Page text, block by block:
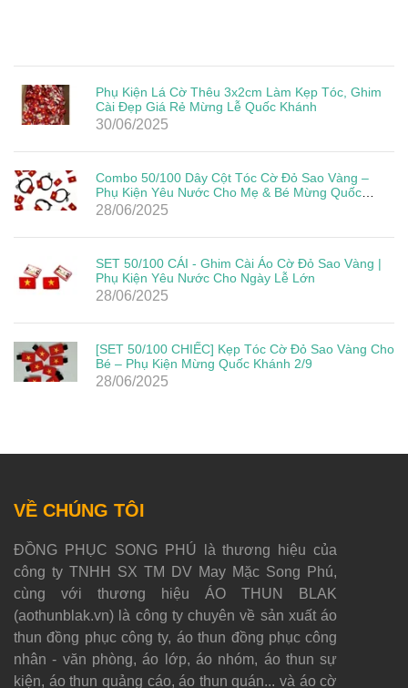
Phụ Kiện Lá Cờ Thêu 3x2cm Làm Kẹp Tóc, Ghim
Cài Đẹp Giá Rẻ Mừng Lễ Quốc Khánh
30/06/2025
Combo 50/100 Dây Cột Tóc Cờ Đỏ Sao Vàng –
Phụ Kiện Yêu Nước Cho Mẹ & Bé Mừng Quốc
Khánh 2/9
28/06/2025
SET 50/100 CÁI - Ghim Cài Áo Cờ Đỏ Sao Vàng |
Phụ Kiện Yêu Nước Cho Ngày Lễ Lớn
28/06/2025
[SET 50/100 CHIẾC] Kẹp Tóc Cờ Đỏ Sao Vàng Cho
Bé – Phụ Kiện Mừng Quốc Khánh 2/9
28/06/2025
VỀ CHÚNG TÔI
ĐỒNG PHỤC SONG PHÚ là thương hiệu của
công ty TNHH SX TM DV May Mặc Song Phú,
cùng với thương hiệu ÁO THUN BLAK
(aothunblak.vn) là công ty chuyên về sản xuất áo
thun đồng phục công ty, áo thun đồng phục công
nhân - văn phòng, áo lớp, áo nhóm, áo thun sự
kiện, áo thun quảng cáo, áo thun quán... và áo cờ